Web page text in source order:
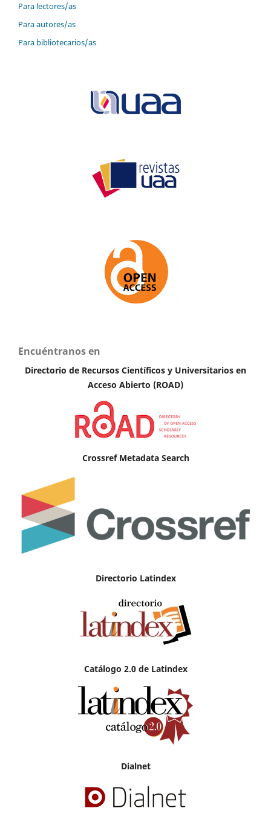
Para lectores/as
Para autores/as
Para bibliotecarios/as
Encuéntranos en
Directorio de Recursos Científicos y Universitarios en
Acceso Abierto (ROAD)
Crossref Metadata Search
Directorio Latindex
Catálogo 2.0 de Latindex
Dialnet